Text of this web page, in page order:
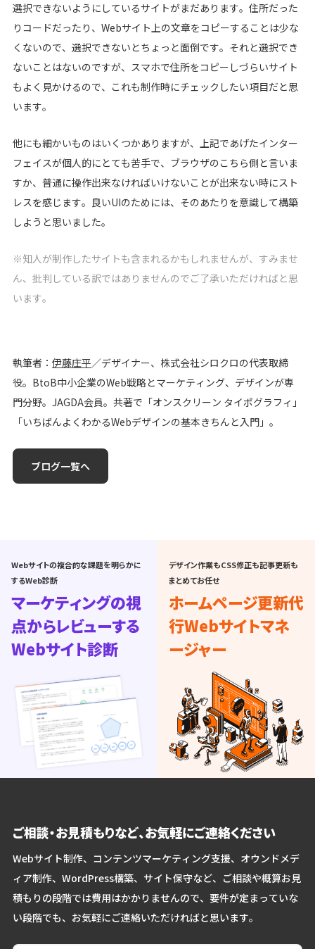
選択できないようにしているサイトがまだあります。住所だった
りコードだったり、Webサイト上の文章をコピーすることは少な
くないので、選択できないとちょっと面倒です。それと選択でき
ないことはないのですが、スマホで住所をコピーしづらいサイト
もよく見かけるので、これも制作時にチェックしたい項目だと思
います。
他にも細かいものはいくつかありますが、上記であげたインター
フェイスが個人的にとても苦手で、ブラウザのこちら側と言いま
すか、普通に操作出来なければいけないことが出来ない時にスト
レスを感じます。良いUIのためには、そのあたりを意識して構築
しようと思いました。
※知人が制作したサイトも含まれるかもしれませんが、すみませ
ん、批判している訳ではありませんのでご了承いただければと思
います。
執筆者： 伊藤庄平／デザイナー、株式会社シロクロの代表取締
役。BtoB中小企業のWeb戦略とマーケティング、デザインが専
門分野。JAGDA会員。共著で「オンスクリーン タイポグラフィ」
「いちばんよくわかるWebデザインの基本きちんと入門」。
ブログ一覧へ
Webサイトの複合的な課題を明らかに
するWeb診断
マーケティングの視
点からレビューする
Webサイト診断
デザイン作業もCSS修正も記事更新も
まとめてお任せ
ホームページ更新代
行Webサイトマネ
ージャー
ご相談・お見積もりなど、お気軽にご連絡ください
Webサイト制作、コンテンツマーケティング支援、オウンドメデ
ィア制作、WordPress構築、サイト保守など、ご相談や概算お見
積もりの段階では費用はかかりませんので、要件が定まっていな
い段階でも、お気軽にご連絡いただければと思います。